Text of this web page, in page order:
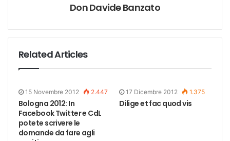
Don Davide Banzato
Related Articles
15 Novembre 2012 2.447
Bologna 2012: In
Facebook Twitter e CdL
potete scrivere le
domande da fare agli
17 Dicembre 2012 1.375
Dilige et fac quod vis